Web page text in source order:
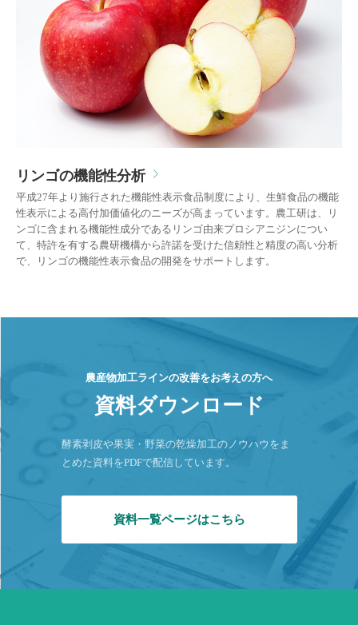
リンゴの機能性分析
平成27年より施行された機能性表示食品制度により、生鮮食品の機能
性表示による高付加価値化のニーズが高まっています。農工研は、リ
ンゴに含まれる機能性成分であるリンゴ由来プロシアニジンについ
て、特許を有する農研機構から許諾を受けた信頼性と精度の高い分析
で、リンゴの機能性表示食品の開発をサポートします。
農産物加工ラインの改善をお考えの方へ
資料ダウンロード
酵素剥皮や果実・野菜の乾燥加工のノウハウをま
とめた資料をPDFで配信しています。
資料一覧ページはこちら